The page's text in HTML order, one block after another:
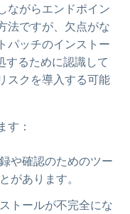
ながらエンドポイン
法ですが、欠点がな
パッチのインストー
するために認識して
スクを導入する可能
す：
や確認のためのツー
があります。
トールが不完全にな